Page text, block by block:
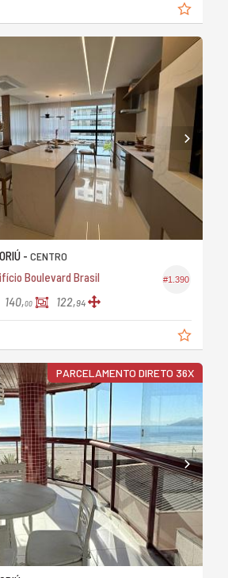
#1.390
- CENTRO
Boulevard Brasil
140,00 122,94
PARCELAMENTO DIRETO 36X